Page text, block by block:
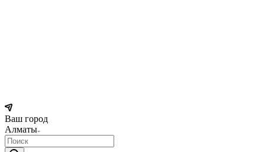
Ваш город
Алматы